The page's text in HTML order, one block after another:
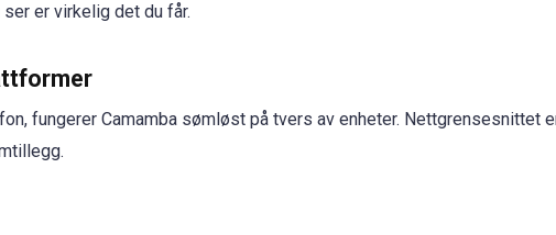
er virkelig det du får.
fungerer Camamba sømløst på tvers av enheter. Nettgrensesnittet